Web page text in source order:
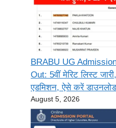
BRABU UG
Out: 5वीं मेरिट लिस्ट
एडमिशन, ऐसे करें डाउनलोड
August 5, 2026